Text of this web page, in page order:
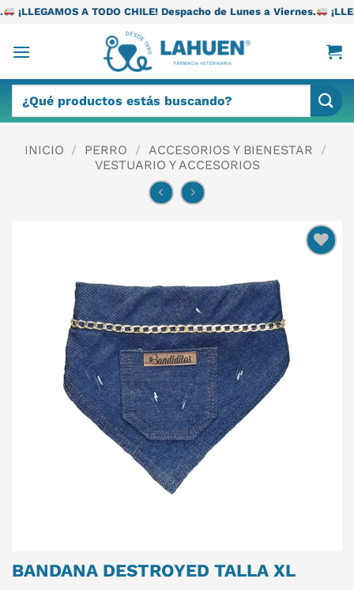
Saltar
contenido
TODO CHILE! Despacho de Lunes a Viernes. ¡LLEGAMOS A
por:
INICIO / PERRO / ACCESORIOS Y BIENESTAR
/
VESTUARIO Y ACCESORIOS
BANDANA DESTROYED TALLA XL